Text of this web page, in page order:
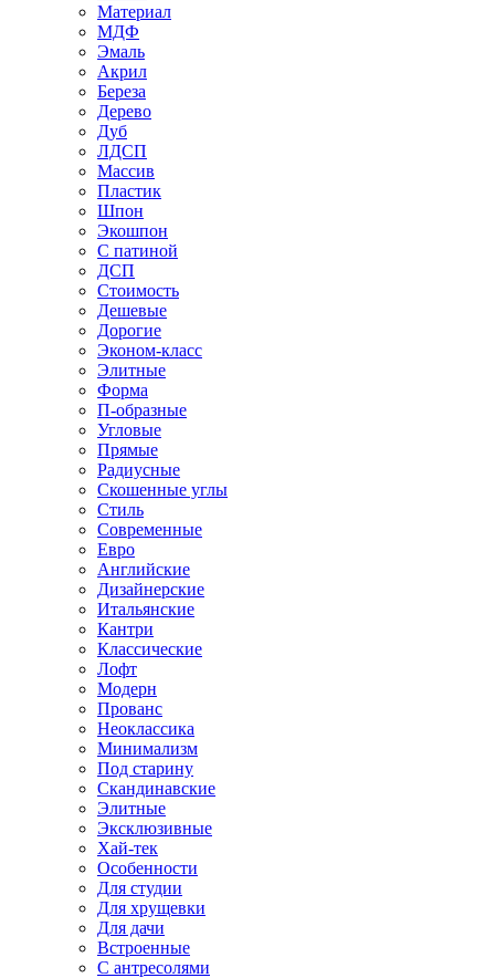
Материал
МДФ
Эмаль
Акрил
Береза
Дерево
Дуб
ЛДСП
Массив
Пластик
Шпон
Экошпон
С патиной
ДСП
Стоимость
Дешевые
Дорогие
Эконом-класс
Элитные
Форма
П-образные
Угловые
Прямые
Радиусные
Скошенные углы
Стиль
Современные
Евро
Английские
Дизайнерские
Итальянские
Кантри
Классические
Лофт
Модерн
Прованс
Неоклассика
Минимализм
Под старину
Скандинавские
Элитные
Эксклюзивные
Хай-тек
Особенности
Для студии
Для хрущевки
Для дачи
Встроенные
С антресолями